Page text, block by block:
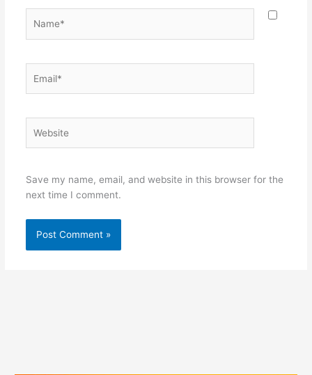
Save my name, email, and website in this browser for the
next time I comment.